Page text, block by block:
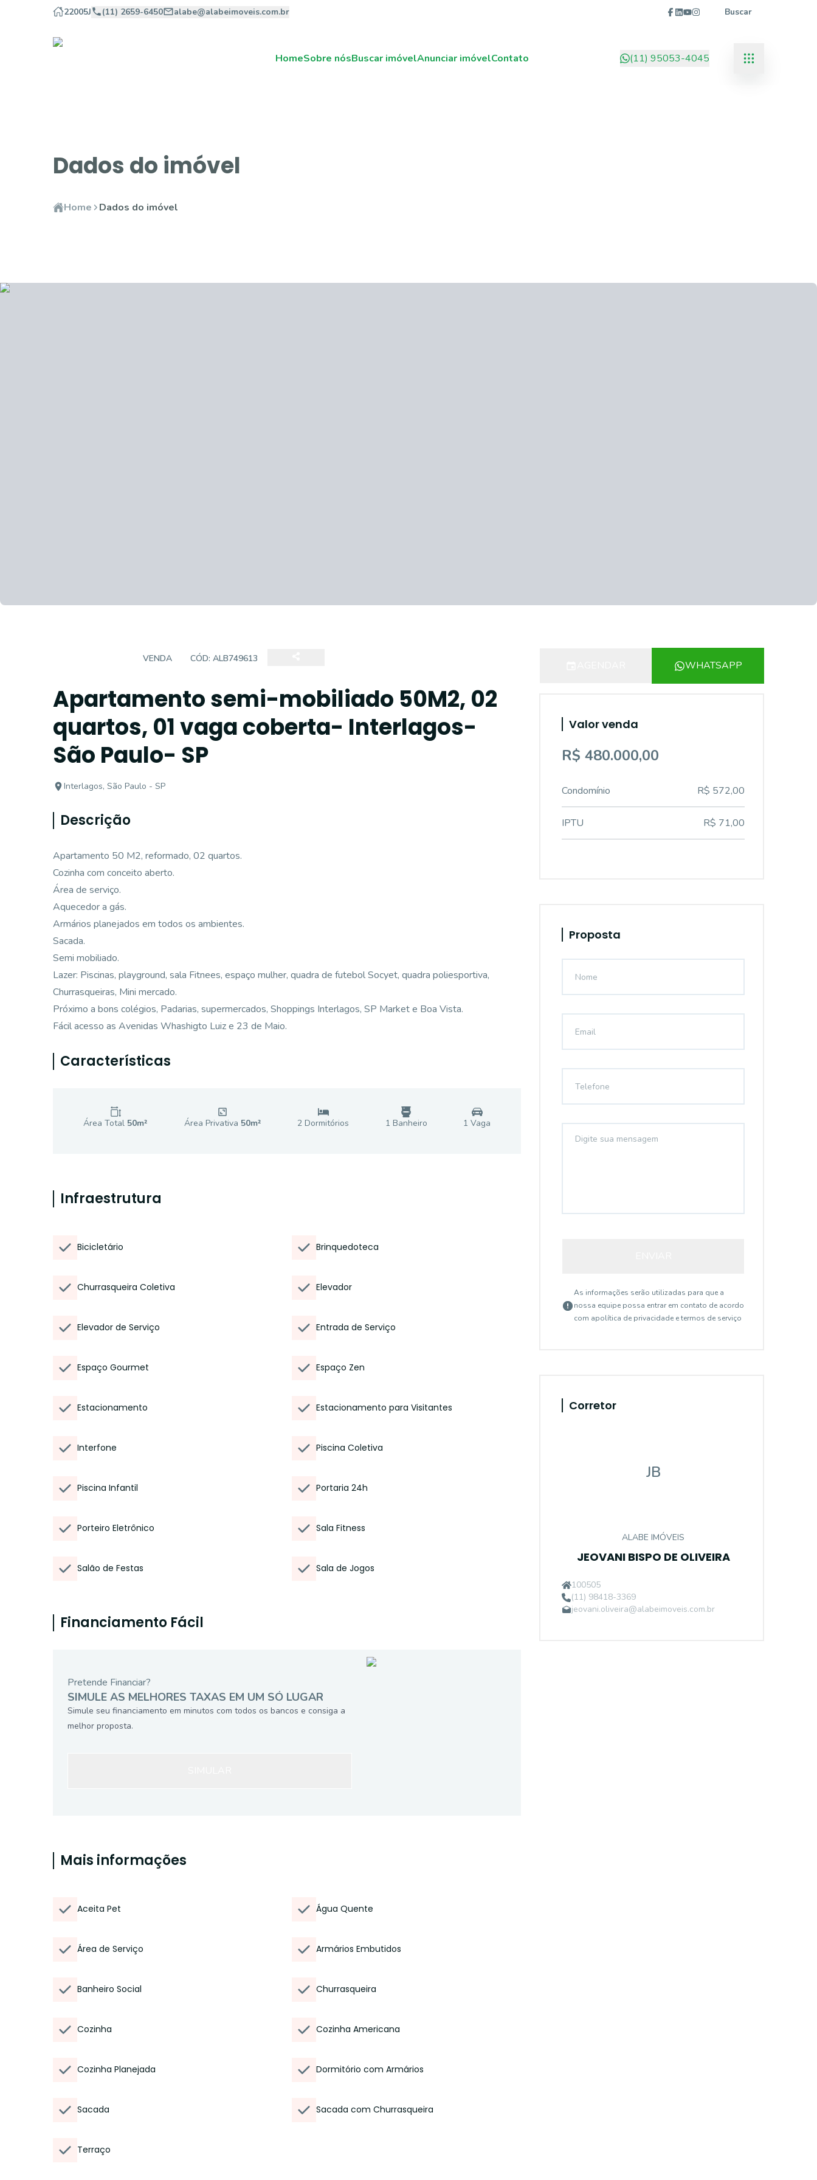
22005J (11) 2659-6450 alabe@alabeimoveis.com.br Buscar
HomeSobre nósBuscar imóvelAnunciar imóvelContato (11) 95053-4045
Dados do imóvel
Home Dados do imóvel
VENDA CÓD: ALB749613
Apartamento semi-mobiliado 50M2, 02
quartos, 01 vaga coberta- Interlagos-
São Paulo- SP
Interlagos, São Paulo - SP
Descrição
Apartamento 50 M2, reformado, 02 quartos.
Cozinha com conceito aberto.
Área de serviço.
Aquecedor a gás.
Armários planejados em todos os ambientes.
Sacada.
Semi mobiliado.
Lazer: Piscinas, playground, sala Fitnees, espaço mulher, quadra de futebol Socyet, quadra poliesportiva,
Churrasqueiras, Mini mercado.
Próximo a bons colégios, Padarias, supermercados, Shoppings Interlagos, SP Market e Boa Vista.
Fácil acesso as Avenidas Whashigto Luiz e 23 de Maio.
Características
Área Total 50m² Área Privativa 50m² 2 Dormitórios 1 Banheiro 1 Vaga
Infraestrutura
Bicicletário Brinquedoteca
Churrasqueira Coletiva Elevador
Elevador de Serviço Entrada de Serviço
Espaço Gourmet Espaço Zen
Estacionamento Estacionamento para Visitantes
Interfone Piscina Coletiva
Piscina Infantil Portaria 24h
Porteiro Eletrônico Sala Fitness
Salão de Festas Sala de Jogos
Financiamento Fácil
Pretende Financiar?
SIMULE AS MELHORES TAXAS EM UM SÓ LUGAR
Simule seu financiamento em minutos com todos os bancos e consiga a
melhor proposta.
Mais informações
Aceita Pet Água Quente
Área de Serviço Armários Embutidos
Banheiro Social Churrasqueira
Cozinha Cozinha Americana
Cozinha Planejada Dormitório com Armários
Sacada Sacada com Churrasqueira
Terraço
WHATSAPP
Valor venda
R$ 480.000,00
Condomínio R$ 572,00
IPTU R$ 71,00
Proposta
As informações serão utilizadas para que a
nossa equipe possa entrar em contato de acordo
com apolítica de privacidade e termos de serviço
Corretor
JB
ALABE IMÓVEIS
JEOVANI BISPO DE OLIVEIRA
100505
(11) 98418-3369
jeovani.oliveira@alabeimoveis.com.br